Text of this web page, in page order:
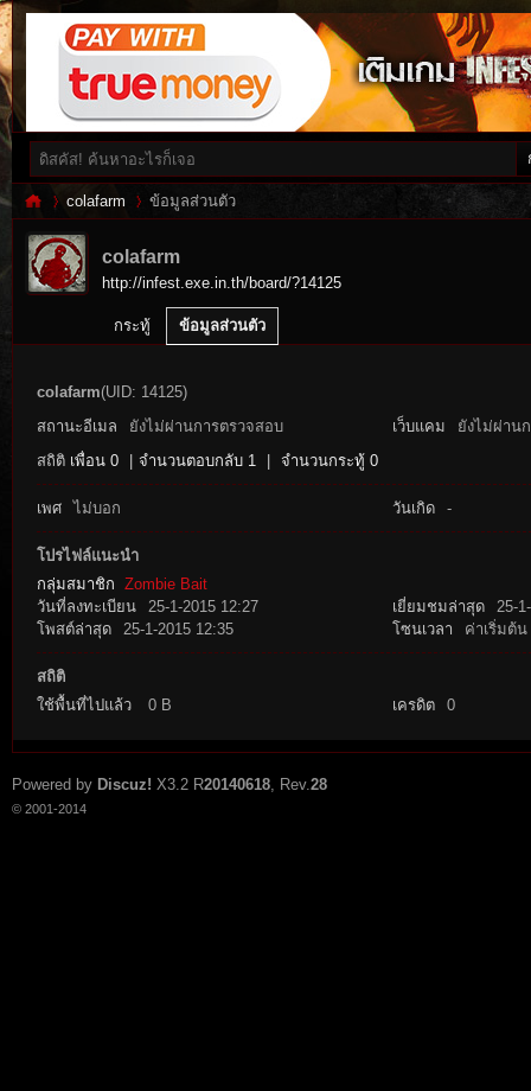
colafarm ข้อมูลส่วนตัว
colafarm
http://infest.exe.in.th/board/?14125
กระทู้ ข้อมูลส่วนตัว
colafarm(UID: 14125)
สถานะอีเมล
ยังไม่ผ่านการตรวจสอบ เว็บแคม
ยังไม่ผ่าน
สถิติ เพื่อน 0 จำนวนตอบกลับ 1 จำนวนกระทู้ 0
เพศ ไม่บอก วันเกิด -
โปรไฟล์แนะนำ
กลุ่มสมาชิก Zombie Bait
วันที่ลงทะเบียน
25-1-2015 12:27 เยี่ยมชมล่าสุด
25-
โพสต์ล่าสุด
25-1-2015 12:35 โซนเวลา ค่าเริ่มต้น
สถิติ
ใช้พื้นที่ไปแล้ว
0 B เครดิต 0
Powered by Discuz! X3.2 R20140618, Rev.28
© 2001-2014